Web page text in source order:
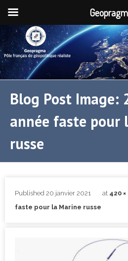
Blog Post Image:
année faste pour
russe
Published 20 janvier 2021 at 420 ×
faste pour la Marine russe